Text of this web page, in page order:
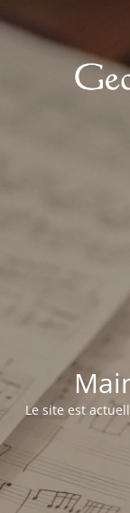
Le site est